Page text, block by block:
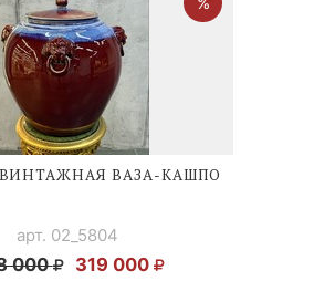
ВАЗА-КАШПО
арт. 02_5804
000 319 000